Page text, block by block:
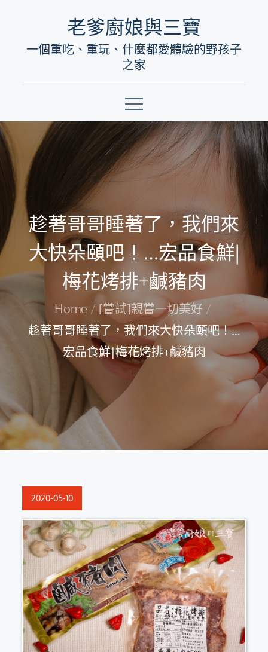
content
老爹廚娘與三寶
一個重吃、重玩、什麼都愛體驗的野孩子
之家
趁著哥哥睡著了，我們來
大快朵頤吧！…宏品食鮮|
梅花烤排+鹹豬肉
Home
[嘗試]親嘗一切美好
趁著哥哥睡著了，我們來大快朵頤吧！…
宏品食鮮|梅花烤排+鹹豬肉
Posted
on
2020-05-10